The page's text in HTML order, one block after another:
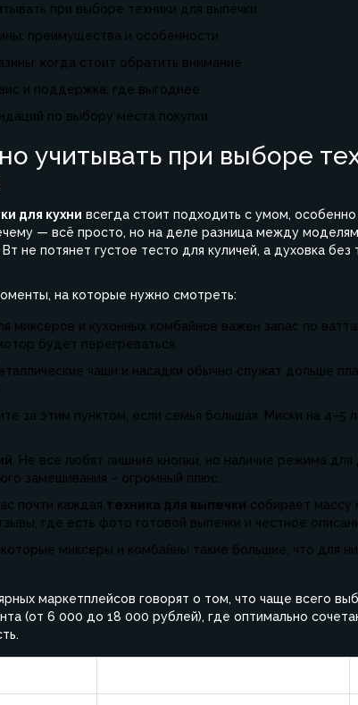
при выборе техники для выпечки
преимущества и особенности
когда стоит обратить внимание
и поддержка: где выгоднее
по выбору места покупки
учитывать при выборе
для кухни всегда стоит подходить с умом,
— всё просто, но на деле разница между
не потянет густое тесто для куличей, а духовка без
на которые нужно смотреть:
миксеров и кухонных комбайнов важен запас по
будет перегреваться.
чаши и насадки обычно служат дольше
за этим пунктом, если семья большая. Миски на 4–5
. Не все любят лишние кнопки, но наличие режима
замешивания – огромный плюс.
почти каждая техника для выпечки собирает массу
где есть фото готовой выпечки и честное
миксеры и комбайны такие большие, что для
маркетплейсов говорят о том, что чаще всего
(от 6 000 до 18 000 рублей), где оптимально